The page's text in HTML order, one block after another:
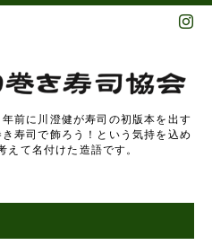
前に川澄健が寿司の初版本を出す
寿司で飾ろう！という気持を込め
えて名付けた造語です。